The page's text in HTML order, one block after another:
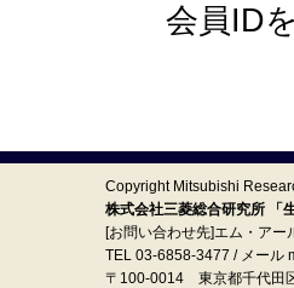
会員ID
Copyright Mitsubishi
株式会社三菱総合研究所 「
[お問い合わせ先]エム・ア
TEL 03-6858-3477 / メール
〒100‐0014 東京都千代田